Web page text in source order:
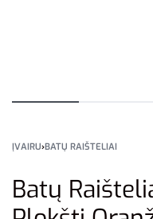
ĮVAIRU›BATŲ RAIŠTELIAI
Batų